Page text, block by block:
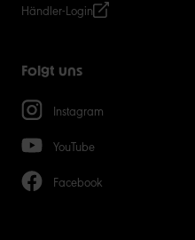
Händler-Login
Folgt uns
Instagram
YouTube
Facebook